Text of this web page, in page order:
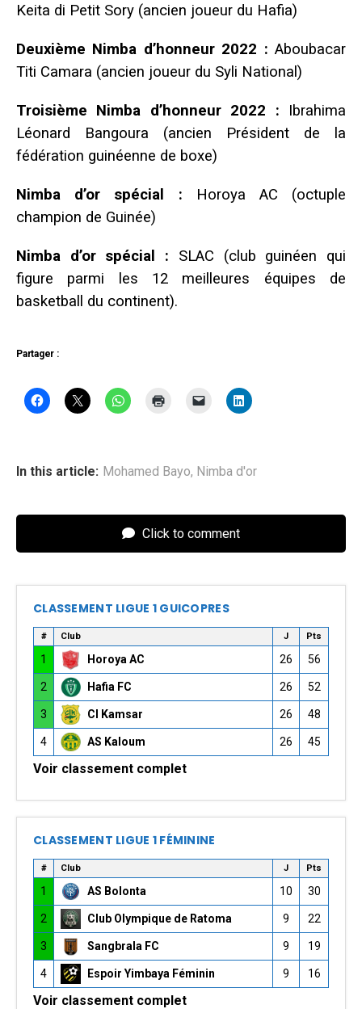
Keita di Petit Sory (ancien joueur du Hafia)
Deuxième Nimba d’honneur 2022 : Aboubacar
Titi Camara (ancien joueur du Syli National)
Troisième Nimba d’honneur 2022 : Ibrahima
Léonard Bangoura (ancien Président de la
fédération guinéenne de boxe)
Nimba d’or spécial : Horoya AC (octuple
champion de Guinée)
Nimba d’or spécial : SLAC (club guinéen qui
figure parmi les 12 meilleures équipes de
basketball du continent).
Partager :
In this article: Mohamed Bayo, Nimba d'or
Click to comment
CLASSEMENT LIGUE 1 GUICOPRES
# Club J Pts
1 Horoya AC 26 56
2 Hafia FC 26 52
3 CI Kamsar 26 48
4 AS Kaloum 26 45
Voir classement complet
CLASSEMENT LIGUE 1 FÉMININE
# Club J Pts
1 AS Bolonta 10 30
2 Club Olympique de Ratoma 9 22
3 Sangbrala FC 9 19
4 Espoir Yimbaya Féminin 9 16
Voir classement complet